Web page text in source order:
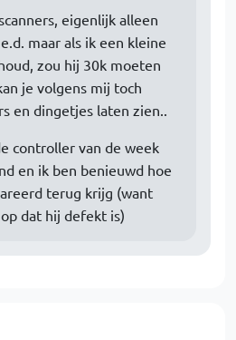
eigenlijk alleen
maar als ik een kleine
zou hij 30k moeten
je volgens mij toch
en dingetjes laten zien..
controller van de week
en ik ben benieuwd hoe
terug krijg (want
dat hij defekt is)